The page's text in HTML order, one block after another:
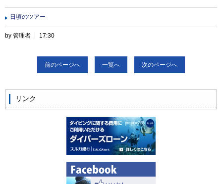
日頃のツアー
by 管理者 17:30
前のページへ 一覧へ 次のページへ
リンク